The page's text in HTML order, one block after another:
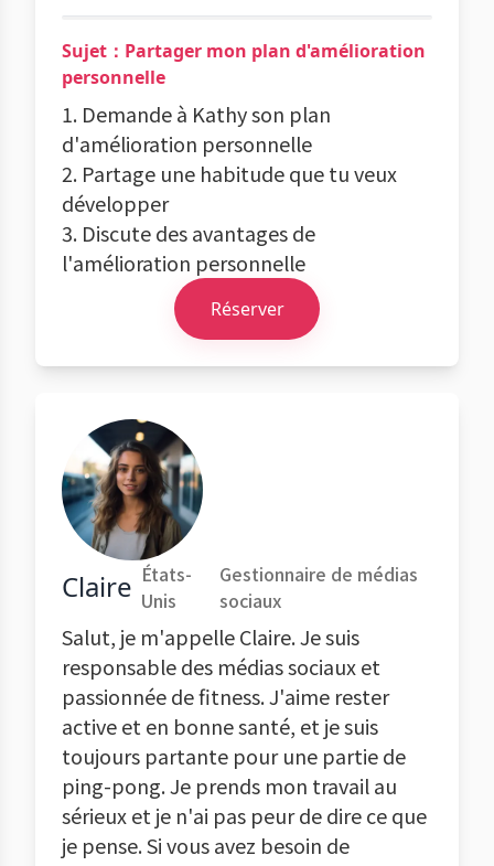
Sujet：Partager mon plan d'amélioration
personnelle
1. Demande à Kathy son plan
d'amélioration personnelle
2. Partage une habitude que tu veux
développer
3. Discute des avantages de
l'amélioration personnelle
Réserver
Claire États-
Unis
Gestionnaire de médias
sociaux
Salut, je m'appelle Claire. Je suis
responsable des médias sociaux et
passionnée de fitness. J'aime rester
active et en bonne santé, et je suis
toujours partante pour une partie de
ping-pong. Je prends mon travail au
sérieux et je n'ai pas peur de dire ce que
je pense. Si vous avez besoin de